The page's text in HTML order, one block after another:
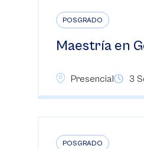
POSGRADO
Maestría en
Presencial 3
POSGRADO